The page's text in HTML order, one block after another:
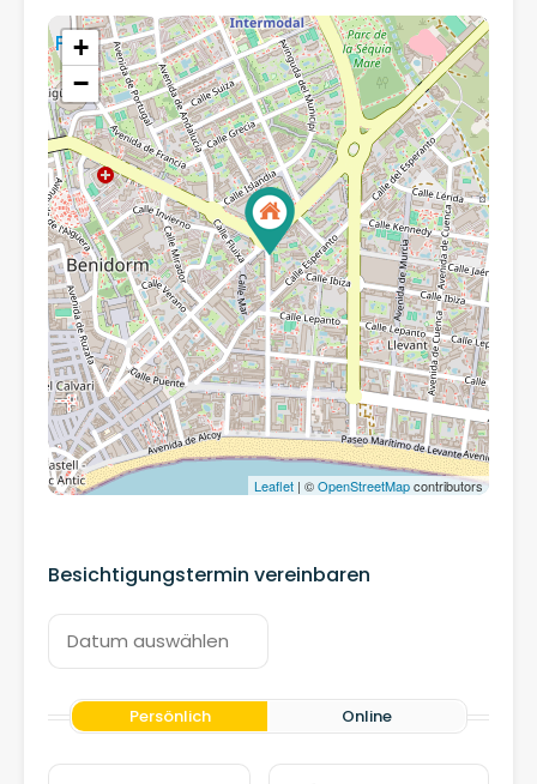
+
−
Leaflet | ©OpenStreetMapcontributors
Besichtigungstermin vereinbaren
Persönlich Online